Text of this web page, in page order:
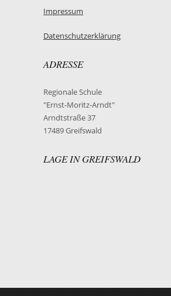
Impressum
Datenschutzerklärung
ADRESSE
Regionale Schule
"Ernst-Moritz-Arndt"
Arndtstraße 37
17489 Greifswald
LAGE IN GREIFSWALD